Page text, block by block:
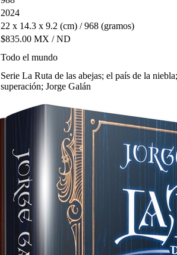
2024
22 x 14.3 x 9.2 (cm) / 968 (gramos)
$835.00 MX / ND
Todo el mundo
Serie La Ruta de las abejas; el país de la
superación; Jorge Galán